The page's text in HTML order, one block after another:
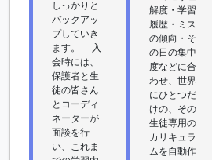
しっかりと
バックアッ
プしていき
ます。 入
会時には、
保護者と生
徒の皆さん
とコーディ
ネーターが
面談を行
い、これま
解度・学習
履歴・ミス
の傾向・そ
の日の集中
度などに合
わせ、世界
にひとつだ
けの、その
生徒専用の
カリキュラ
ムを自動作